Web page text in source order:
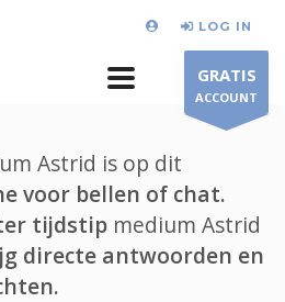
LOG IN
GRATIS
ACCOUNT
Astrid is op dit
voor bellen of chat.
tijdstip medium Astrid
directe antwoorden en